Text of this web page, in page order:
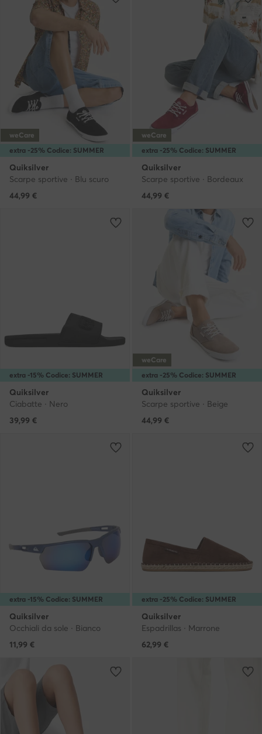
extra -25% Codice: SUMMER
weCare
Quiksilver
Scarpe sportive · Blu scuro
44,99 €
extra -25% Codice: SUMMER
weCare
Quiksilver
Scarpe sportive · Bordeaux
44,99 €
extra -15% Codice: SUMMER
Quiksilver
Ciabatte · Nero
39,99 €
extra -25% Codice: SUMMER
weCare
Quiksilver
Scarpe sportive · Beige
44,99 €
extra -15% Codice: SUMMER
Quiksilver
Occhiali da sole · Bianco
11,99 €
extra -25% Codice: SUMMER
Quiksilver
Espadrillas · Marrone
62,99 €